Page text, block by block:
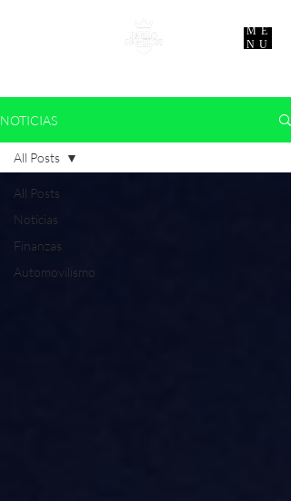
ME
NU
NOTICIAS
All Posts
Noticias
Finanzas
Automovilismo
All Posts